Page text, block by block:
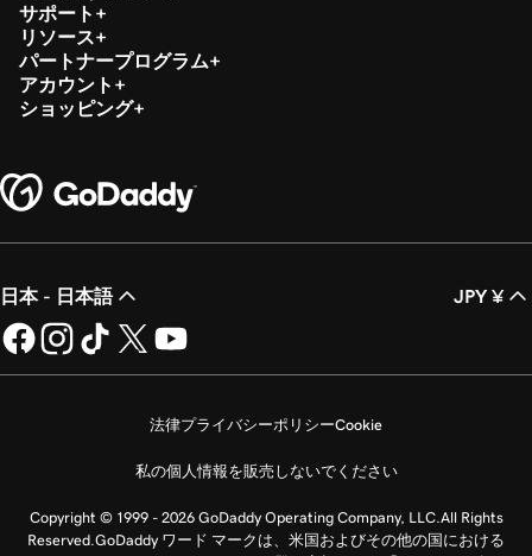
サポート
リソース
パートナープログラム
アカウント
ショッピング
日本 - 日本語 JPY ¥
法律プライバシーポリシーCookie
私の個人情報を販売しないでください
Copyright © 1999 - 2026 GoDaddy Operating Company, LLC.All Rights
Reserved.GoDaddy ワード マークは、米国およびその他の国における